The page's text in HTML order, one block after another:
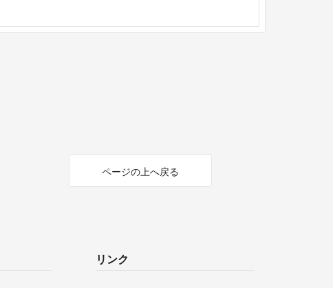
ページの上へ戻る
リンク